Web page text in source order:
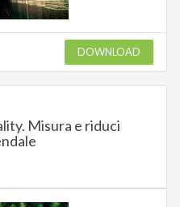
DOWNLOAD
Misura e riduci